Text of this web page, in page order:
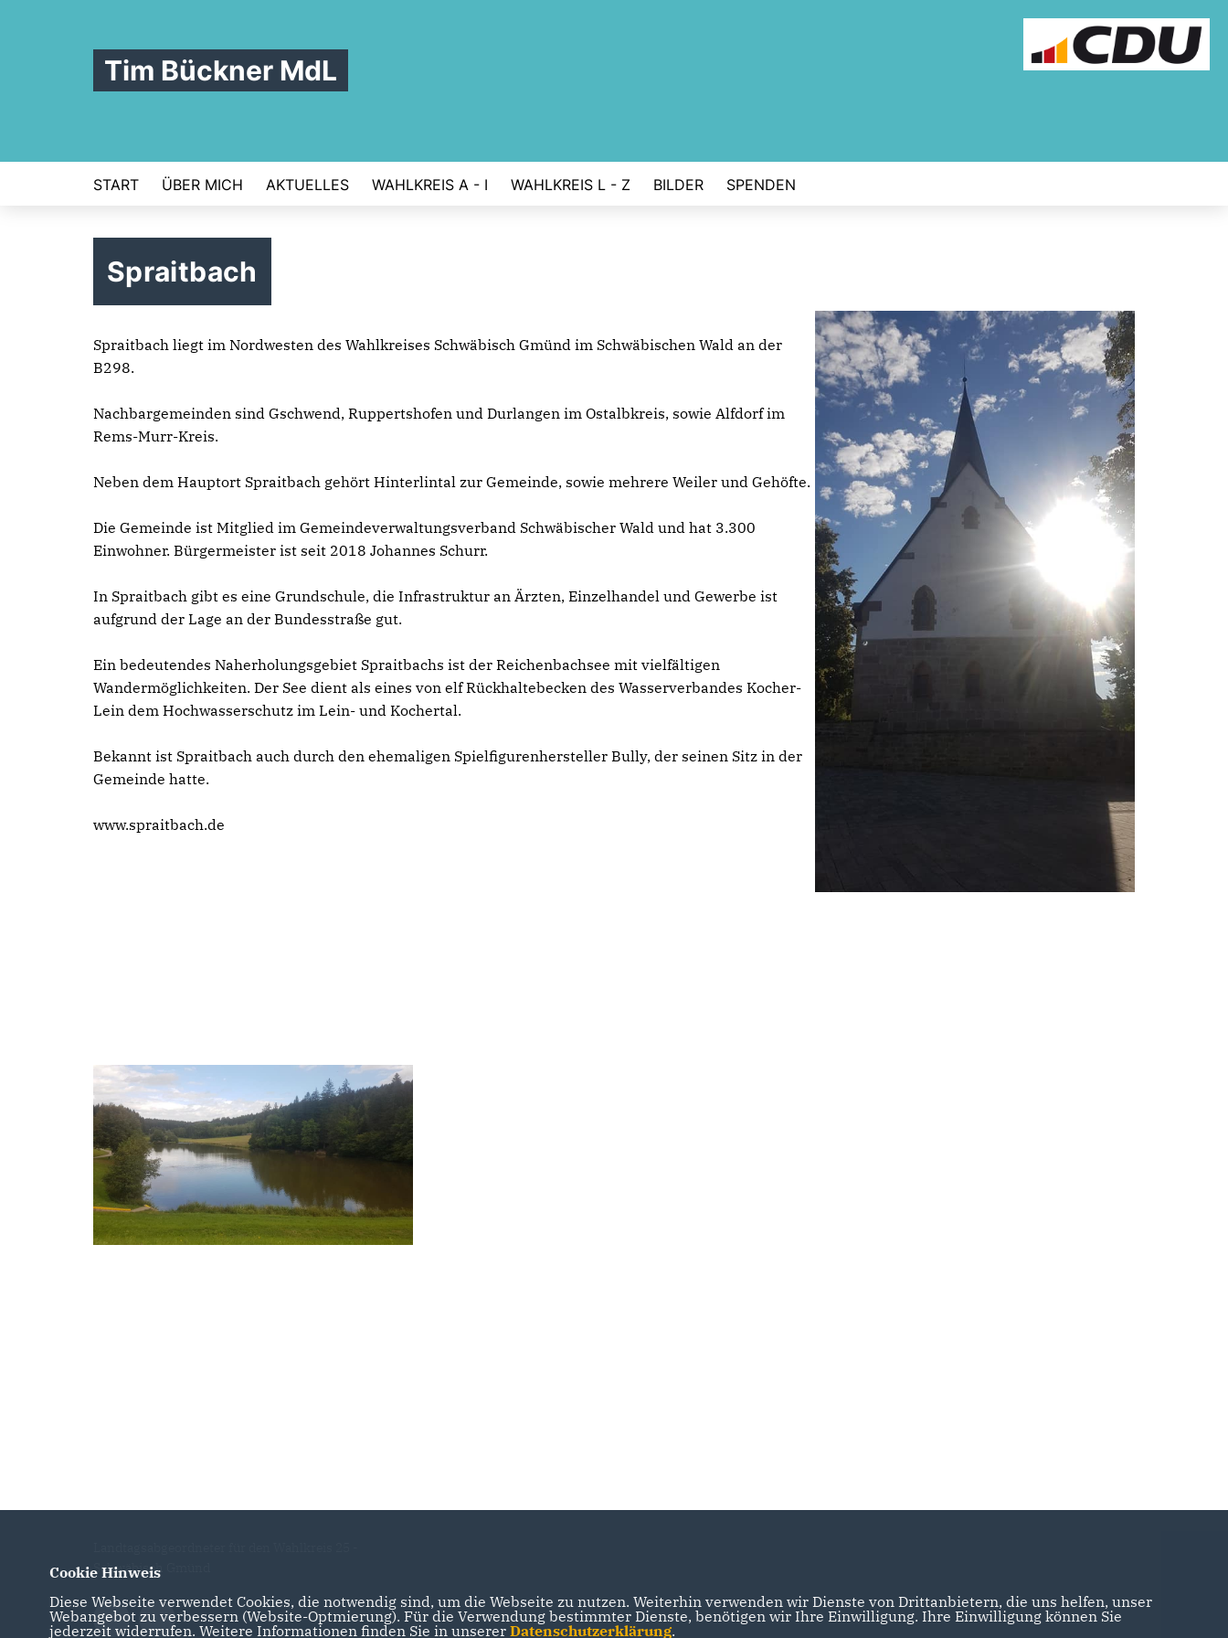
Tim Bückner MdL
START ÜBER MICH AKTUELLES WAHLKREIS A - I WAHLKREIS L - Z BILDER SPENDEN
Spraitbach
Spraitbach liegt im Nordwesten des Wahlkreises Schwäbisch Gmünd im Schwäbischen Wald an der
B298.
Nachbargemeinden sind Gschwend, Ruppertshofen und Durlangen im Ostalbkreis, sowie Alfdorf im
Rems-Murr-Kreis.
Neben dem Hauptort Spraitbach gehört Hinterlintal zur Gemeinde, sowie mehrere Weiler und Gehöfte.
Die Gemeinde ist Mitglied im Gemeindeverwaltungsverband Schwäbischer Wald und hat 3.300
Einwohner. Bürgermeister ist seit 2018 Johannes Schurr.
In Spraitbach gibt es eine Grundschule, die Infrastruktur an Ärzten, Einzelhandel und Gewerbe ist
aufgrund der Lage an der Bundesstraße gut.
Ein bedeutendes Naherholungsgebiet Spraitbachs ist der Reichenbachsee mit vielfältigen
Wandermöglichkeiten. Der See dient als eines von elf Rückhaltebecken des Wasserverbandes Kocher-
Lein dem Hochwasserschutz im Lein- und Kochertal.
Bekannt ist Spraitbach auch durch den ehemaligen Spielfigurenhersteller Bully, der seinen Sitz in der
Gemeinde hatte.
www.spraitbach.de
Schwäbisch Gmünd
Cookie Hinweis
Diese Webseite verwendet Cookies, die notwendig sind, um die Webseite zu nutzen. Weiterhin verwenden wir Dienste von Drittanbietern, die uns helfen, unser
Webangebot zu verbessern (Website-Optmierung). Für die Verwendung bestimmter Dienste, benötigen wir Ihre Einwilligung. Ihre Einwilligung können Sie
jederzeit widerrufen. Weitere Informationen finden Sie in unserer Datenschutzerklärung.